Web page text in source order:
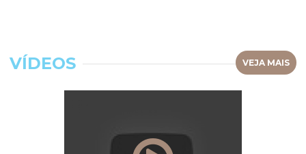
VÍDEOS VEJA MAIS